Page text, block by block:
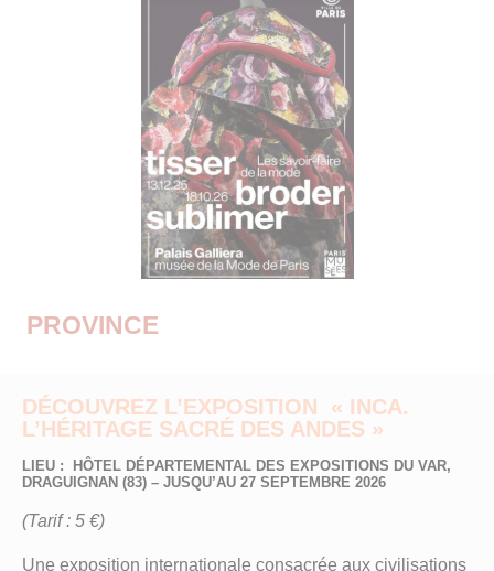
PROVINCE
DÉCOUVREZ L’EXPOSITION « INCA.
L’HÉRITAGE SACRÉ DES ANDES »
LIEU : HÔTEL DÉPARTEMENTAL DES EXPOSITIONS DU VAR,
DRAGUIGNAN (83) – JUSQU’AU 27 SEPTEMBRE 2026
(Tarif : 5 €)
Une exposition internationale consacrée aux civilisations